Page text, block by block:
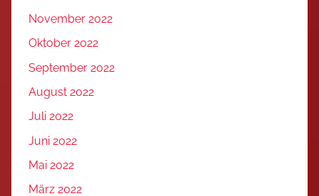
November 2022
Oktober 2022
September 2022
August 2022
Juli 2022
Juni 2022
Mai 2022
März 2022